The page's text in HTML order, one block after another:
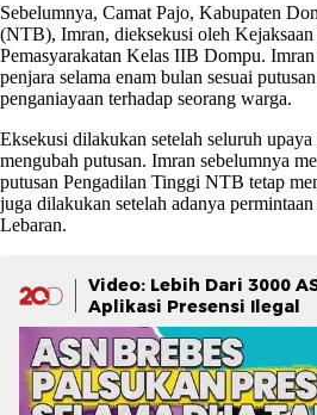
Sebelumnya, Camat Pajo, Kabupaten
(NTB), Imran, dieksekusi oleh
Pemasyarakatan Kelas IIB Dompu.
penjara selama enam bulan sesuai
penganiayaan terhadap seorang warga.
Eksekusi dilakukan setelah seluruh
mengubah putusan. Imran sebelumnya
putusan Pengadilan Tinggi NTB tetap
juga dilakukan setelah adanya
Lebaran.
Video: Lebih Dari 3000
Aplikasi Presensi Ilegal